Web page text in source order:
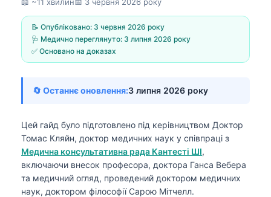
📝 Опубліковано: 3 червня 2026 року
🩺 Медично переглянуто: 3 липня 2026 року
✅ Основано на доказах
🔄 Останнє оновлення:3 липня 2026 року
Цей гайд було підготовлено під керівництвом Доктор
Томас Кляйн, доктор медичних наук у співпраці з
Медична консультативна рада Кантесті ШІ,
включаючи внесок професора, доктора Ганса Вебера
та медичний огляд, проведений доктором медичних
наук, доктором філософії Сарою Мітчелл.